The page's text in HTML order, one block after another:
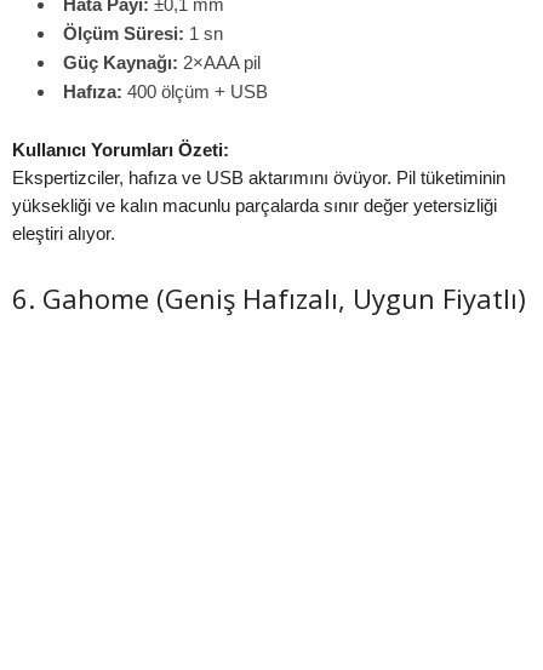
Ölçüm Süresi: 1 sn
Güç Kaynağı: 2×AAA pil
Hafıza: 400 ölçüm + USB
Kullanıcı Yorumları Özeti:
Ekspertizciler, hafıza ve USB aktarımını övüyor. Pil tüketiminin
yüksekliği ve kalın macunlu parçalarda sınır değer yetersizliği
eleştiri alıyor.
6. Gahome (Geniş Hafızalı, Uygun Fiyatlı)